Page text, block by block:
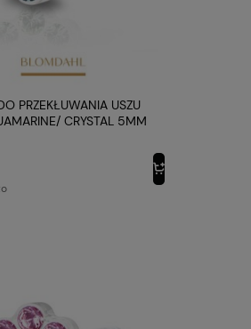
PRZEKŁUWANIA USZU
CRYSTAL 5MM